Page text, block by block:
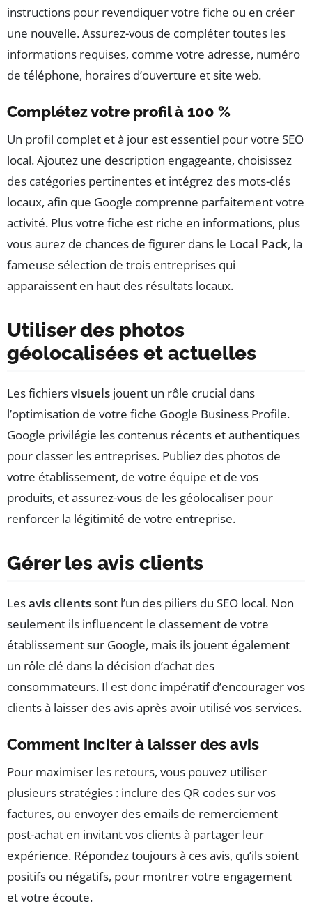
instructions pour revendiquer votre fiche ou en créer
une nouvelle. Assurez-vous de compléter toutes les
informations requises, comme votre adresse, numéro
de téléphone, horaires d’ouverture et site web.
Complétez votre profil à 100 %
Un profil complet et à jour est essentiel pour votre SEO
local. Ajoutez une description engageante, choisissez
des catégories pertinentes et intégrez des mots-clés
locaux, afin que Google comprenne parfaitement votre
activité. Plus votre fiche est riche en informations, plus
vous aurez de chances de figurer dans le Local Pack, la
fameuse sélection de trois entreprises qui
apparaissent en haut des résultats locaux.
Utiliser des photos
géolocalisées et actuelles
Les fichiersvisuels jouent un rôle crucial dans
l’optimisation de votre fiche Google Business Profile.
Google privilégie les contenus récents et authentiques
pour classer les entreprises. Publiez des photos de
votre établissement, de votre équipe et de vos
produits, et assurez-vous de les géolocaliser pour
renforcer la légitimité de votre entreprise.
Gérer les avis clients
Lesavis clientssont l’un des piliers du SEO local. Non
seulement ils influencent le classement de votre
établissement sur Google, mais ils jouent également
un rôle clé dans la décision d’achat des
consommateurs. Il est donc impératif d’encourager vos
clients à laisser des avis après avoir utilisé vos services.
Comment inciter à laisser des avis
Pour maximiser les retours, vous pouvez utiliser
plusieurs stratégies : inclure des QR codes sur vos
factures, ou envoyer des emails de remerciement
post-achat en invitant vos clients à partager leur
expérience. Répondez toujours à ces avis, qu’ils soient
positifs ou négatifs, pour montrer votre engagement
et votre écoute.